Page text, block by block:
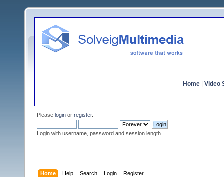
Home Video
Please login or register.
Login with username, password and session length
Home Help Search Login Register